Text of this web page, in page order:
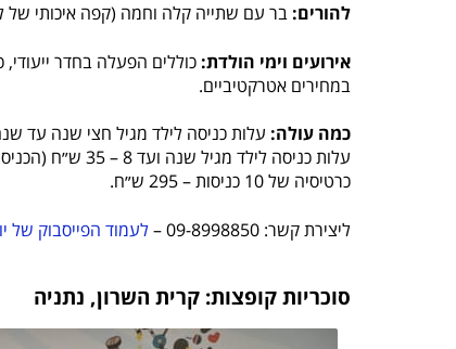
להורים: בר עם שתייה קלה וחמה (קפה איכותי
אירועים וימי הולדת: כוללים הפעלה בחדר ייעודי,
במחירים אטרקטיביים.
כמה עולה: עלות כניסה לילד מגיל חצי שנה עד שנה- 25 ש"ח (הכניסה היא לכל
עלות כניסה לילד מגיל שנה ועד 8 – 35 ש״ח (הכניסה היא לכל היום)
כרטיסיה של 10 כניסות – 295 ש״ח.
ליצירת קשר: 09-8998850 – לעמוד הפייסבוק של
סוכריות קופצות: קרית השרון, נתניה